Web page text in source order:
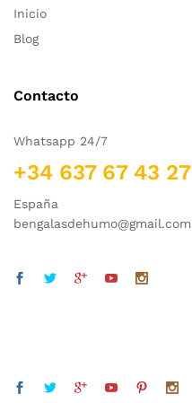
Inicio
Blog
Contacto
Whatsapp 24/7
+34 637 67 43 27
España
bengalasdehumo@gmail.com